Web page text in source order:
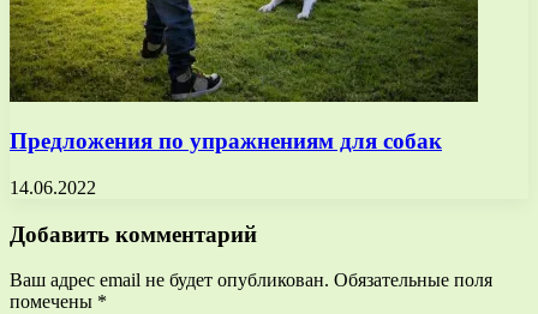
Предложения по упражнениям для собак
14.06.2022
Добавить комментарий
Ваш адрес email не будет опубликован. Обязательные поля
помечены *